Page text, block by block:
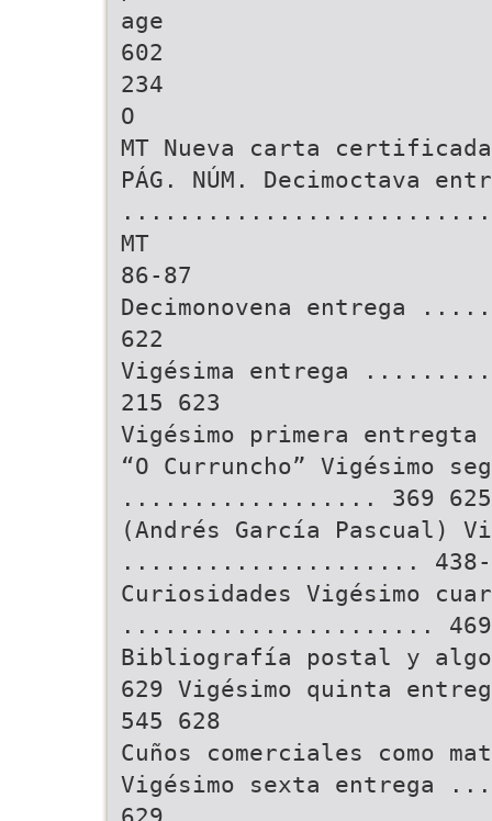
age
602
234
O
MT Nueva carta
PÁG. NÚM. Decimoctava
...........................
MT
86-87
Decimonovena
622
Vigésima entrega
215 623
Vigésimo primera
“O Curruncho” Vigésimo
.................. 369 625
(Andrés García Pascual)
..................... 438-
Curiosidades Vigésimo
...................... 469-
Bibliografía postal y
629 Vigésimo quinta
545 628
Cuños comerciales como
Vigésimo sexta